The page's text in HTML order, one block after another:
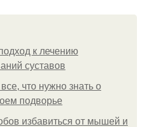
к лечению
суставов
что нужно знать о
подворье
избавиться от мышей и